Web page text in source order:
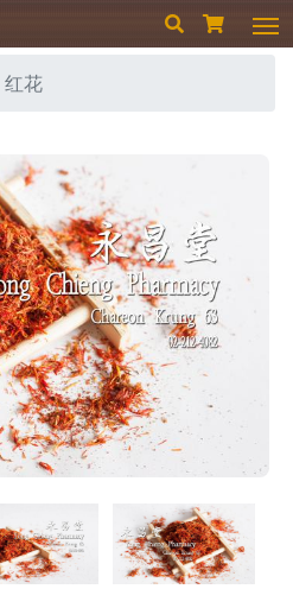
 
红花